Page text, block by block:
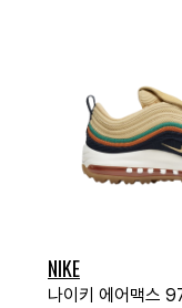
NIKE
나이키 에어맥스